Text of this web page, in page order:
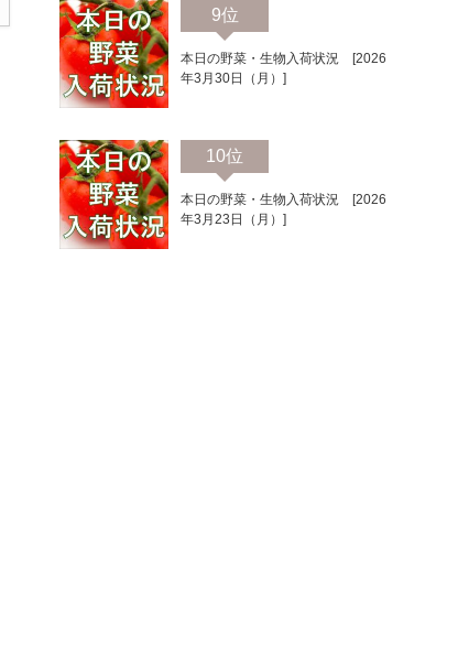
9位
本日の野菜・生物入荷状況 [2026
年3月30日（月）]
10位
本日の野菜・生物入荷状況 [2026
年3月23日（月）]